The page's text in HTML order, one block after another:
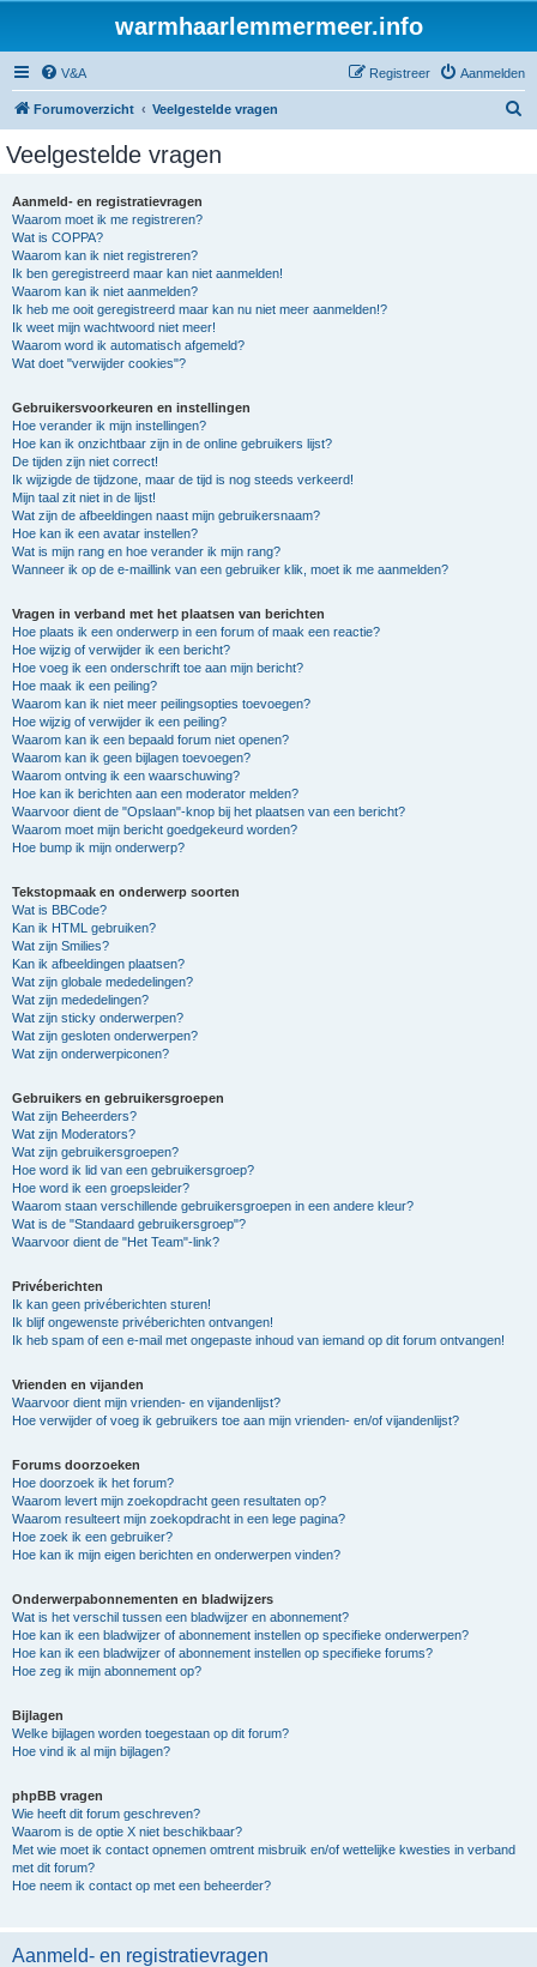
warmhaarlemmermeer.info
V&A Aanmelden
Registreer
Forumoverzicht Veelgestelde vragen
Veelgestelde vragen
Aanmeld- en registratievragen
Waarom moet ik me registreren?
Wat is COPPA?
Waarom kan ik niet registreren?
Ik ben geregistreerd maar kan niet aanmelden!
Waarom kan ik niet aanmelden?
Ik heb me ooit geregistreerd maar kan nu niet meer aanmelden!?
Ik weet mijn wachtwoord niet meer!
Waarom word ik automatisch afgemeld?
Wat doet "verwijder cookies"?
Gebruikersvoorkeuren en instellingen
Hoe verander ik mijn instellingen?
Hoe kan ik onzichtbaar zijn in de online gebruikers lijst?
De tijden zijn niet correct!
Ik wijzigde de tijdzone, maar de tijd is nog steeds verkeerd!
Mijn taal zit niet in de lijst!
Wat zijn de afbeeldingen naast mijn gebruikersnaam?
Hoe kan ik een avatar instellen?
Wat is mijn rang en hoe verander ik mijn rang?
Wanneer ik op de e-maillink van een gebruiker klik, moet ik me aanmelden?
Vragen in verband met het plaatsen van berichten
Hoe plaats ik een onderwerp in een forum of maak een reactie?
Hoe wijzig of verwijder ik een bericht?
Hoe voeg ik een onderschrift toe aan mijn bericht?
Hoe maak ik een peiling?
Waarom kan ik niet meer peilingsopties toevoegen?
Hoe wijzig of verwijder ik een peiling?
Waarom kan ik een bepaald forum niet openen?
Waarom kan ik geen bijlagen toevoegen?
Waarom ontving ik een waarschuwing?
Hoe kan ik berichten aan een moderator melden?
Waarvoor dient de "Opslaan"-knop bij het plaatsen van een bericht?
Waarom moet mijn bericht goedgekeurd worden?
Hoe bump ik mijn onderwerp?
Tekstopmaak en onderwerp soorten
Wat is BBCode?
Kan ik HTML gebruiken?
Wat zijn Smilies?
Kan ik afbeeldingen plaatsen?
Wat zijn globale mededelingen?
Wat zijn mededelingen?
Wat zijn sticky onderwerpen?
Wat zijn gesloten onderwerpen?
Wat zijn onderwerpiconen?
Gebruikers en gebruikersgroepen
Wat zijn Beheerders?
Wat zijn Moderators?
Wat zijn gebruikersgroepen?
Hoe word ik lid van een gebruikersgroep?
Hoe word ik een groepsleider?
Waarom staan verschillende gebruikersgroepen in een andere kleur?
Wat is de "Standaard gebruikersgroep"?
Waarvoor dient de "Het Team"-link?
Privéberichten
Ik kan geen privéberichten sturen!
Ik blijf ongewenste privéberichten ontvangen!
Ik heb spam of een e-mail met ongepaste inhoud van iemand op dit forum ontvangen!
Vrienden en vijanden
Waarvoor dient mijn vrienden- en vijandenlijst?
Hoe verwijder of voeg ik gebruikers toe aan mijn vrienden- en/of vijandenlijst?
Forums doorzoeken
Hoe doorzoek ik het forum?
Waarom levert mijn zoekopdracht geen resultaten op?
Waarom resulteert mijn zoekopdracht in een lege pagina?
Hoe zoek ik een gebruiker?
Hoe kan ik mijn eigen berichten en onderwerpen vinden?
Onderwerpabonnementen en bladwijzers
Wat is het verschil tussen een bladwijzer en abonnement?
Hoe kan ik een bladwijzer of abonnement instellen op specifieke onderwerpen?
Hoe kan ik een bladwijzer of abonnement instellen op specifieke forums?
Hoe zeg ik mijn abonnement op?
Bijlagen
Welke bijlagen worden toegestaan op dit forum?
Hoe vind ik al mijn bijlagen?
phpBB vragen
Wie heeft dit forum geschreven?
Waarom is de optie X niet beschikbaar?
Met wie moet ik contact opnemen omtrent misbruik en/of wettelijke kwesties in verband
met dit forum?
Hoe neem ik contact op met een beheerder?
Aanmeld- en registratievragen